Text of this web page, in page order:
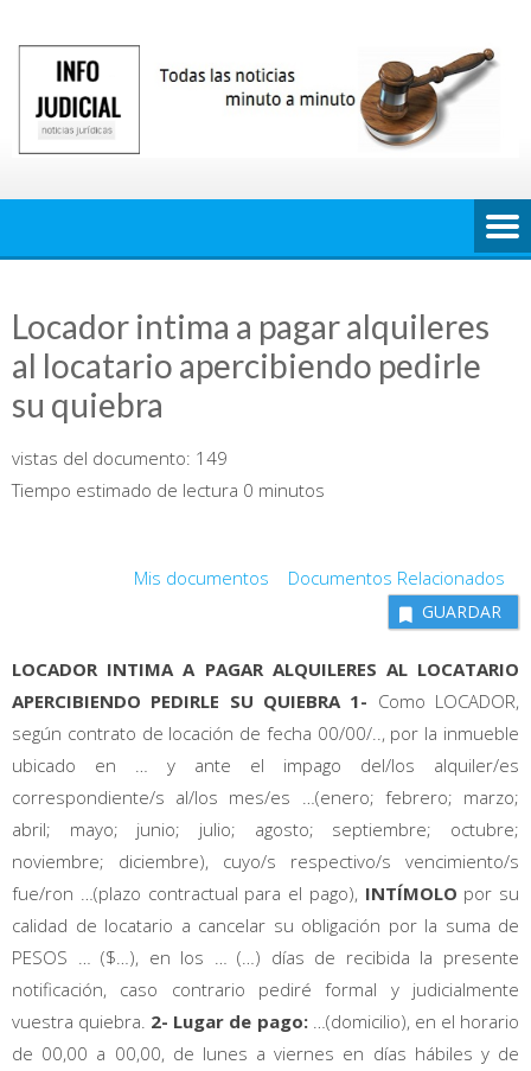
contenido
Locador intima a pagar alquileres
al locatario apercibiendo pedirle
su quiebra
vistas del documento: 149
Tiempo estimado de lectura 0 minutos
Mis documentos Documentos Relacionados
GUARDAR
LOCADOR INTIMA A PAGAR ALQUILERES AL LOCATARIO
APERCIBIENDO PEDIRLE SU QUIEBRA 1- Como LOCADOR,
según contrato de locación de fecha 00/00/.., por la inmueble
ubicado en … y ante el impago del/los alquiler/es
correspondiente/s al/los mes/es …(enero; febrero; marzo;
abril; mayo; junio; julio; agosto; septiembre; octubre;
noviembre; diciembre), cuyo/s respectivo/s vencimiento/s
fue/ron …(plazo contractual para el pago), INTÍMOLO por su
calidad de locatario a cancelar su obligación por la suma de
PESOS … ($…), en los … (…) días de recibida la presente
notificación, caso contrario pediré formal y judicialmente
vuestra quiebra. 2- Lugar de pago:…(domicilio), en el horario
de 00,00 a 00,00, de lunes a viernes en días hábiles y de